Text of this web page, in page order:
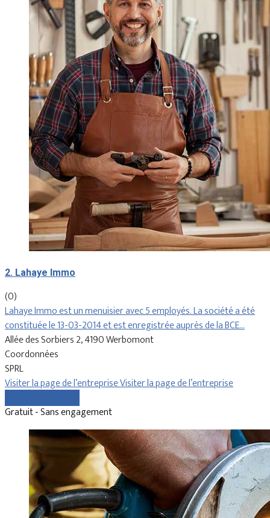
2. Lahaye Immo
(0)
Lahaye Immo est un menuisier avec 5 employés. La société a été
constituée le 13-03-2014 et est enregistrée auprès de la BCE…
Allée des Sorbiers 2, 4190 Werbomont
Coordonnées
SPRL
Visiter la page de l’entrepriseVisiter la page de l’entreprise
Gratuit - Sans engagement